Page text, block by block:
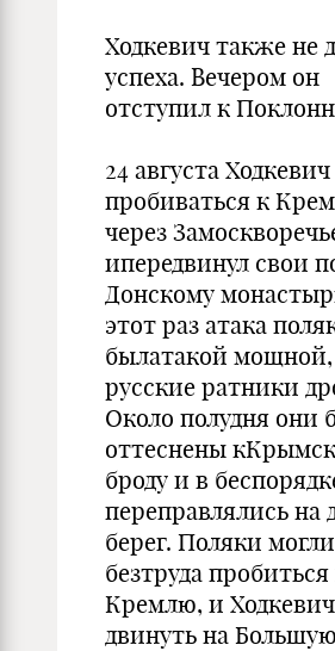
Ходкевич также не
успеха. Вечером он
отступил к
24 августа
пробиваться к
через
ипередвинул свои
Донскому
этот раз атака
былатакой мощной,
русские ратники
Около полудня они
оттеснены
броду и в
переправлялись на
берег. Поляки могли
безтруда пробиться
Кремлю, и
двинуть на Большую